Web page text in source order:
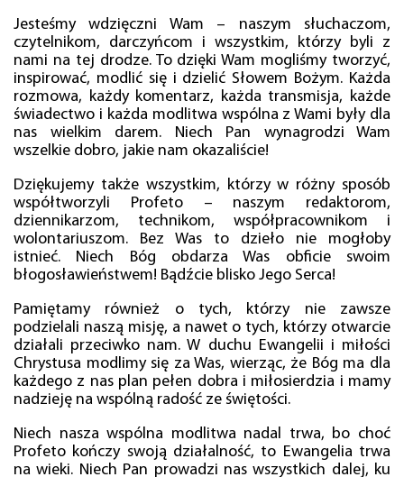
Jesteśmy wdzięczni Wam – naszym słuchaczom,
czytelnikom, darczyńcom i wszystkim, którzy byli z
nami na tej drodze. To dzięki Wam mogliśmy tworzyć,
inspirować, modlić się i dzielić Słowem Bożym. Każda
rozmowa, każdy komentarz, każda transmisja, każde
świadectwo i każda modlitwa wspólna z Wami były dla
nas wielkim darem. Niech Pan wynagrodzi Wam
wszelkie dobro, jakie nam okazaliście!
Dziękujemy także wszystkim, którzy w różny sposób
współtworzyli Profeto – naszym redaktorom,
dziennikarzom, technikom, współpracownikom i
wolontariuszom. Bez Was to dzieło nie mogłoby
istnieć. Niech Bóg obdarza Was obficie swoim
błogosławieństwem! Bądźcie blisko Jego Serca!
Pamiętamy również o tych, którzy nie zawsze
podzielali naszą misję, a nawet o tych, którzy otwarcie
działali przeciwko nam. W duchu Ewangelii i miłości
Chrystusa modlimy się za Was, wierząc, że Bóg ma dla
każdego z nas plan pełen dobra i miłosierdzia i mamy
nadzieję na wspólną radość ze świętości.
Niech nasza wspólna modlitwa nadal trwa, bo choć
Profeto kończy swoją działalność, to Ewangelia trwa
na wieki. Niech Pan prowadzi nas wszystkich dalej, ku